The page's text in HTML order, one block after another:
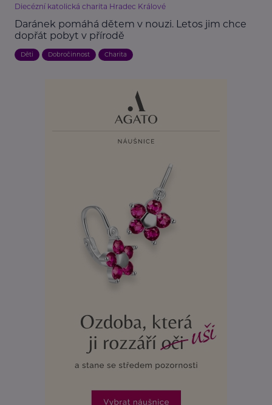
Diecézní katolická charita Hradec Králové
Daránek pomáhá dětem v nouzi. Letos jim chce
dopřát pobyt v přírodě
Děti Dobročinnost Charita